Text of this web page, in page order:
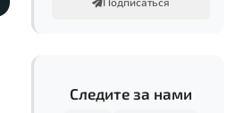
Следите за нами